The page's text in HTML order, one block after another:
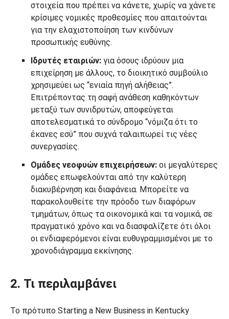
στοιχεία που πρέπει να κάνετε, χωρίς να χάνετε
κρίσιμες νομικές προθεσμίες που απαιτούνται
για την ελαχιστοποίηση των κινδύνων
προσωπικής ευθύνης.
Ιδρυτές εταιριών: για όσους ιδρύουν μια
επιχείρηση με άλλους, το διοικητικό συμβούλιο
χρησιμεύει ως “ενιαία πηγή αλήθειας”.
Επιτρέποντας τη σαφή ανάθεση καθηκόντων
μεταξύ των συνιδρυτών, αποφεύγεται
αποτελεσματικά το σύνδρομο “νόμιζα ότι το
έκανες εσύ” που συχνά ταλαιπωρεί τις νέες
συνεργασίες.
Ομάδες νεοφυών επιχειρήσεων: οι μεγαλύτερες
ομάδες επωφελούνται από την καλύτερη
διακυβέρνηση και διαφάνεια. Μπορείτε να
παρακολουθείτε την πρόοδο των διαφόρων
τμημάτων, όπως τα οικονομικά και τα νομικά, σε
πραγματικό χρόνο και να διασφαλίζετε ότι όλοι
οι ενδιαφερόμενοι είναι ευθυγραμμισμένοι με το
χρονοδιάγραμμα εκκίνησης.
2. Τι περιλαμβάνει
Το πρότυπο Starting a New Business in Kentucky